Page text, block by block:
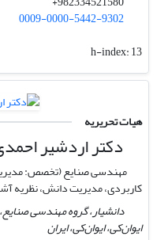
0009-0000-5442-9302
h-index:13
هیات تحریریه
دکتر اردشیر
مهندسی صنایع (تخصص:
کاربردی، مدیریت دانش، نظریه
دانشیار، گروه مهندسی
ایوان‌کی، ایوان‌کی، ایران